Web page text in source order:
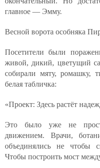
главное — Эмму.
Весной ворота особняка
Посетители были
живой, дикий, цветущий
собирали мяту, ромашку,
белая табличка:
«Проект: Здесь растёт
Это было уже не
движением. Врачи,
объединялись не чтобы
Чтобы построить мост